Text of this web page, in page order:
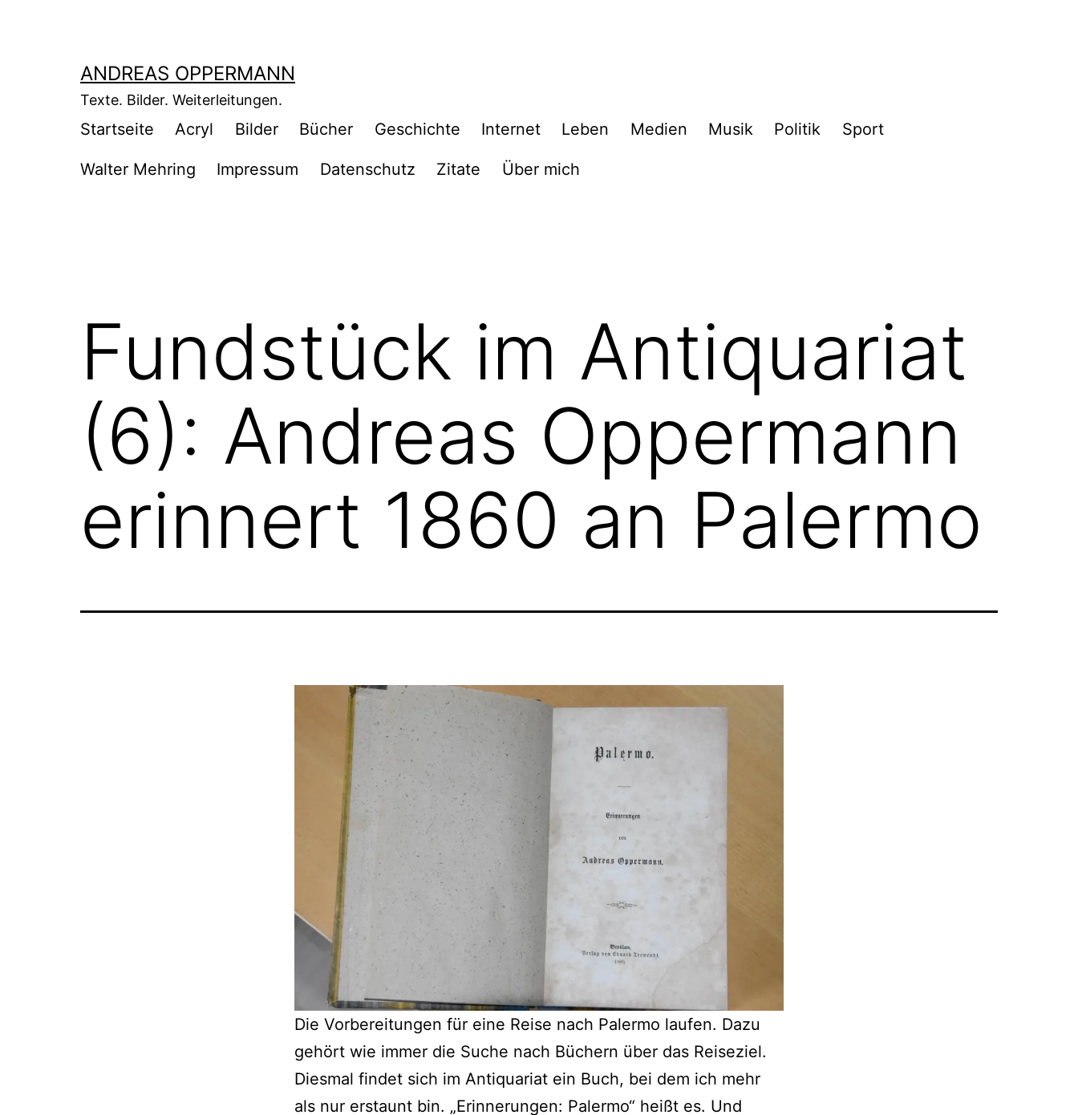
ANDREAS OPPERMANN
Texte. Bilder. Weiterleitungen.
Startseite Acryl Bilder Bücher Geschichte Internet Leben Medien Musik Politik Sport
Walter Mehring Impressum Datenschutz Zitate Über mich
Fundstück im Antiquariat
(6): Andreas Oppermann
erinnert 1860 an Palermo
Die Vorbereitungen für eine Reise nach Palermo laufen. Dazu
gehört wie immer die Suche nach Büchern über das Reiseziel.
Diesmal findet sich im Antiquariat ein Buch, bei dem ich mehr
als nur erstaunt bin. „Erinnerungen: Palermo“ heißt es. Und